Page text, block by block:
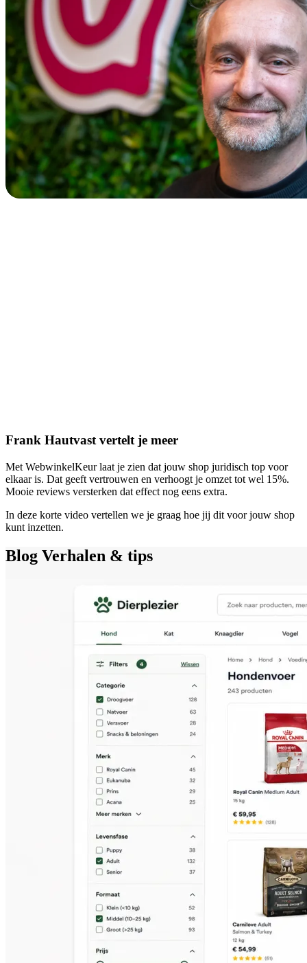
Frank Hautvast vertelt je meer
Met WebwinkelKeur laat je zien dat jouw shop juridisch top voor
elkaar is. Dat geeft vertrouwen en verhoogt je omzet tot wel 15%.
Mooie reviews versterken dat effect nog eens extra.
In deze korte video vertellen we je graag hoe jij dit voor jouw shop
kunt inzetten.
Blog Verhalen & tips